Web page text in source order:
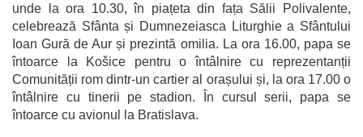
unde la ora 10.30, în piațeta din fața Sălii Polivalente,
celebrează Sfânta și Dumnezeiasca Liturghie a Sfântului
Ioan Gură de Aur și prezintă omilia. La ora 16.00, papa se
întoarce la Košice pentru o întâlnire cu reprezentanții
Comunității rom dintr-un cartier al orașului și, la ora 17.00 o
întâlnire cu tinerii pe stadion. În cursul serii, papa se
întoarce cu avionul la Bratislava.